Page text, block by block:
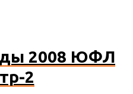
2008 ЮФЛ
2